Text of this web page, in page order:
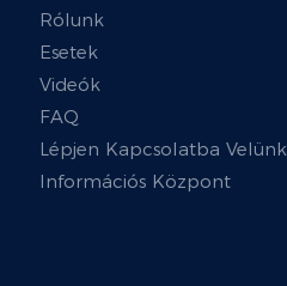
Rólunk
Esetek
Videók
FAQ
Lépjen Kapcsolatba Velünk
Információs Központ